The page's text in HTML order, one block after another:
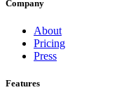
Company
About
Pricing
Press
Features